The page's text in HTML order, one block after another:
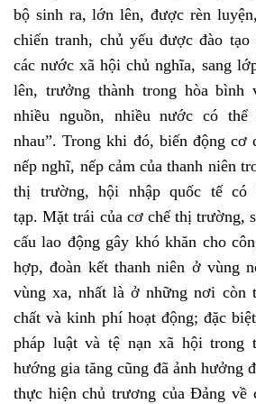
bộ sinh ra, lớn lên, được rèn
chiến tranh, chủ yếu được đào
các nước xã hội chủ nghĩa, sang
lên, trưởng thành trong hòa bình
nhiều nguồn, nhiều nước có
nhau”. Trong khi đó, biến động cơ
nếp nghĩ, nếp cảm của thanh niên
thị trường, hội nhập quốc tế có
tạp. Mặt trái của cơ chế thị trường,
cấu lao động gây khó khăn cho
hợp, đoàn kết thanh niên ở vùng
vùng xa, nhất là ở những nơi còn
chất và kinh phí hoạt động; đặc
pháp luật và tệ nạn xã hội trong
hướng gia tăng cũng đã ảnh hưởng
thực hiện chủ trương của Đảng về